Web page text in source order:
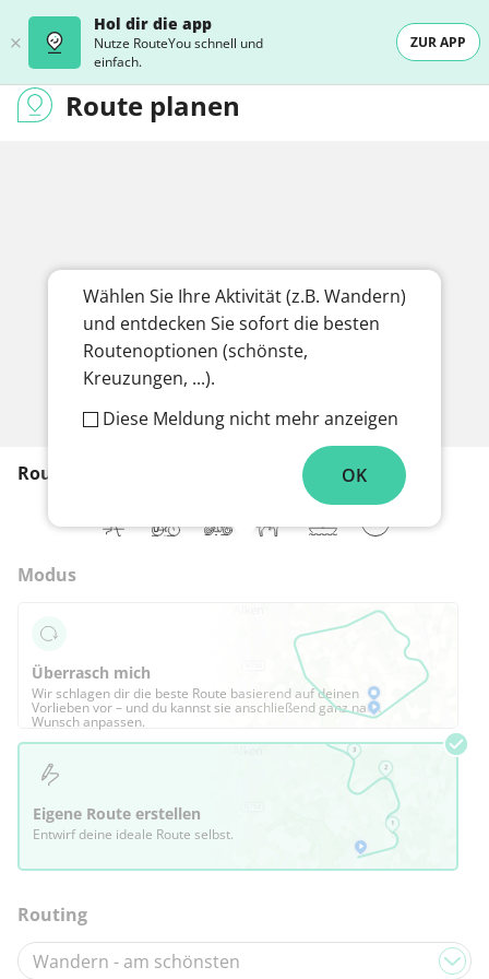
Hol dir die app
Nutze RouteYou schnell und
einfach.
ZUR APP
Route planen
Routentyp
Modus
Überrasch mich
Wir schlagen dir die beste Route basierend auf deinen
Vorlieben vor – und du kannst sie anschließend ganz nach
Wunsch anpassen.
Eigene Route erstellen
Entwirf deine ideale Route selbst.
Routing
Wählen Sie Ihre Aktivität (z.B. Wandern)
und entdecken Sie sofort die besten
Routenoptionen (schönste,
Kreuzungen, ...).
Diese Meldung nicht mehr anzeigen
OK